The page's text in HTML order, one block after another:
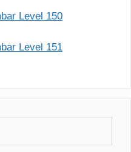
Level 150
Level 151